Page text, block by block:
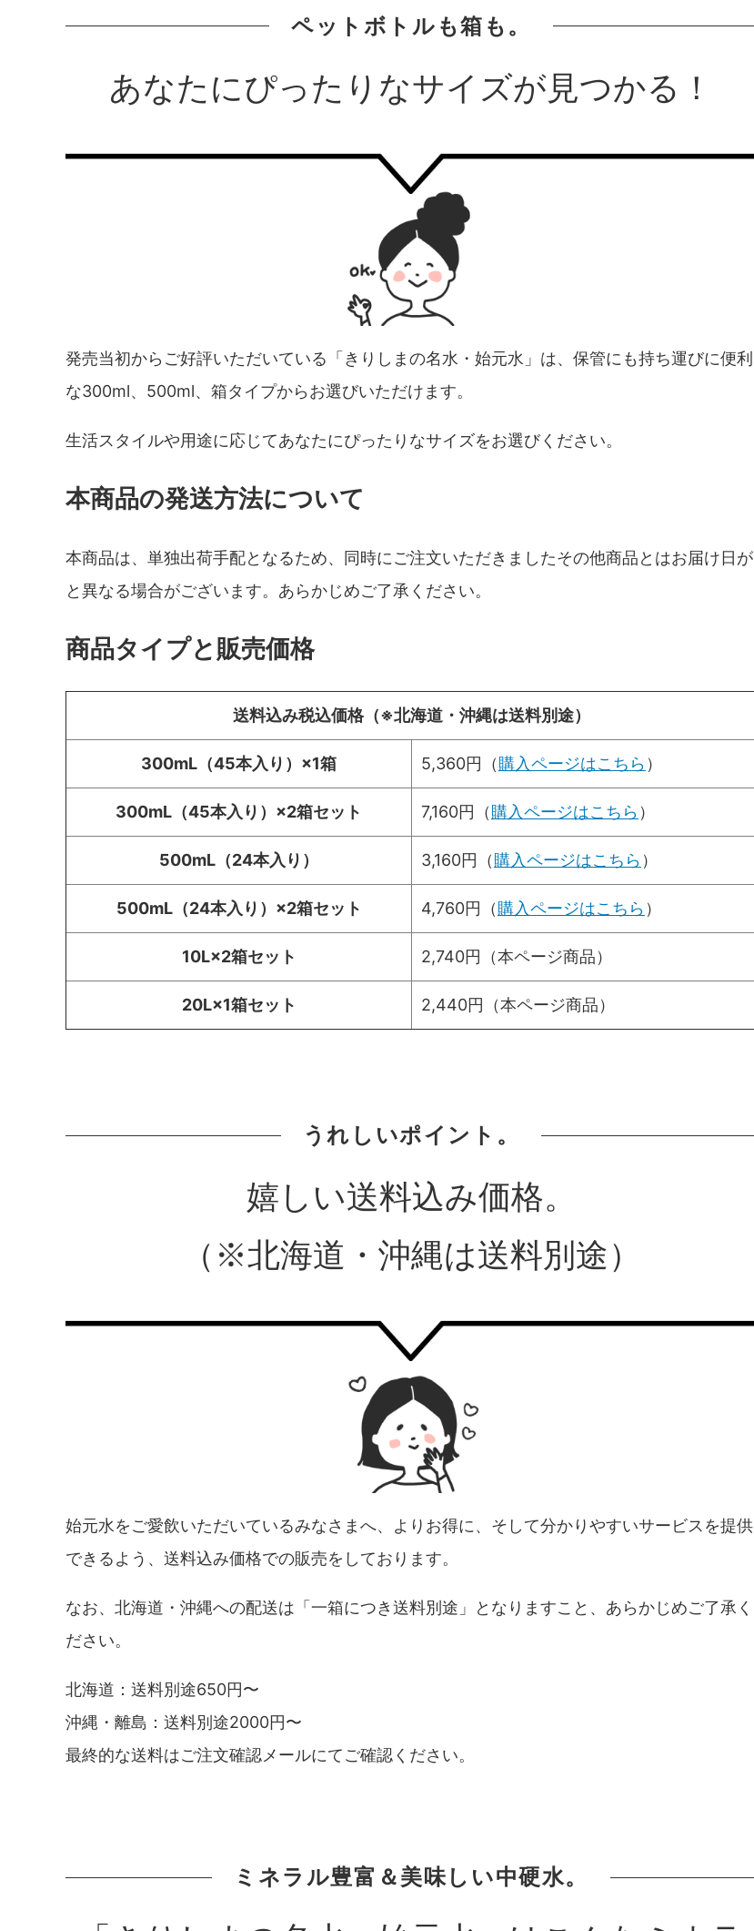
ペットボトルも箱も。
あなたにぴったりなサイズが見つかる！
発売当初からご好評いただいている「きりしまの名水・始元水」は、保管にも持ち運びに便利
な300ml、500ml、箱タイプからお選びいただけます。
生活スタイルや用途に応じてあなたにぴったりなサイズをお選びください。
本商品の発送方法について
本商品は、単独出荷手配となるため、同時にご注文いただきましたその他商品とはお届け日が
と異なる場合がございます。あらかじめご了承ください。
商品タイプと販売価格
送料込み税込価格（※北海道・沖縄は送料別途）
300mL（45本入り）×1箱 5,360円（購入ページはこちら ）
300mL（45本入り）×2箱セット 7,160円（購入ページはこちら ）
500mL（24本入り） 3,160円（購入ページはこちら ）
500mL（24本入り）×2箱セット 4,760円（購入ページはこちら ）
10L×2箱セット 2,740円（本ページ商品）
20L×1箱セット 2,440円（本ページ商品）
うれしいポイント。
嬉しい送料込み価格。
（※北海道・沖縄は送料別途）
始元水をご愛飲いただいているみなさまへ、よりお得に、そして分かりやすいサービスを提供
できるよう、送料込み価格での販売をしております。
なお、北海道・沖縄への配送は「一箱につき送料別途」となりますこと、あらかじめご了承く
ださい。
北海道：送料別途650円〜
沖縄・離島：送料別途2000円〜
最終的な送料はご注文確認メールにてご確認ください。
ミネラル豊富＆美味しい中硬水。